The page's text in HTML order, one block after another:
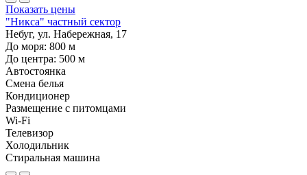
Показать цены
"Никса" частный сектор
Небуг, ул. Набережная, 17
До моря: 800 м
До центра: 500 м
Автостоянка
Смена белья
Кондиционер
Размещение с питомцами
Wi-Fi
Телевизор
Холодильник
Стиральная машина